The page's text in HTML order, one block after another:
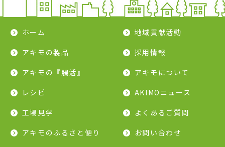
ホーム
アキモの製品
アキモの『腸活』
レシピ
工場見学
アキモのふるさと便り
地域貢献活動
採用情報
アキモについて
AKIMOニュース
よくあるご質問
お問い合わせ